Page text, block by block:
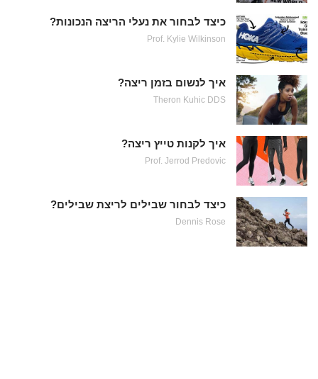
כיצד לבחור את נעלי הריצה הנכונות?
Prof. Kylie Wilkinson
איך לנשום בזמן ריצה?
Theron Kuhic DDS
איך לקנות טייץ ריצה?
Prof. Jerrod Predovic
כיצד לבחור שבילים לריצת שבילים?
Dennis Rose